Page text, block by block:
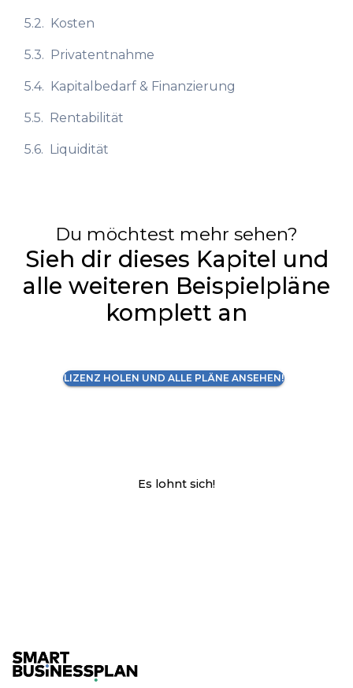
5.2. Kosten
5.3. Privatentnahme
5.4. Kapitalbedarf & Finanzierung
5.5. Rentabilität
5.6. Liquidität
Du möchtest mehr sehen?
Sieh dir dieses Kapitel und
alle weiteren Beispielpläne
komplett an
LIZENZ HOLEN UND ALLE PLÄNE ANSEHEN!
Es lohnt sich!